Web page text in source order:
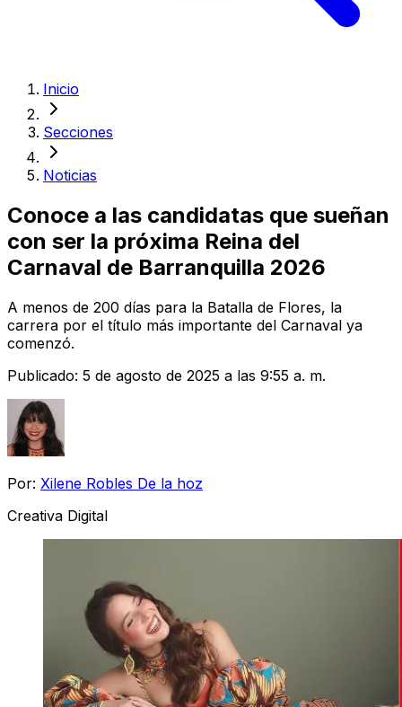
Inicio
Secciones
Noticias
Conoce a las candidatas que sueñan
con ser la próxima Reina del
Carnaval de Barranquilla 2026
A menos de 200 días para la Batalla de Flores, la
carrera por el título más importante del Carnaval ya
comenzó.
Publicado: 5 de agosto de 2025 a las 9:55 a. m.
Por: Xilene Robles De la hoz
Creativa Digital